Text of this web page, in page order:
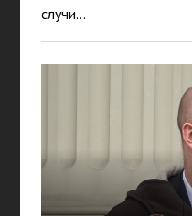
случи…